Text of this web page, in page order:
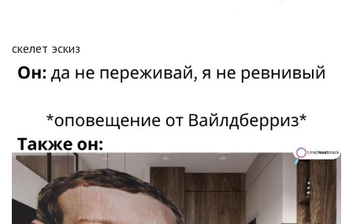
скелет эскиз